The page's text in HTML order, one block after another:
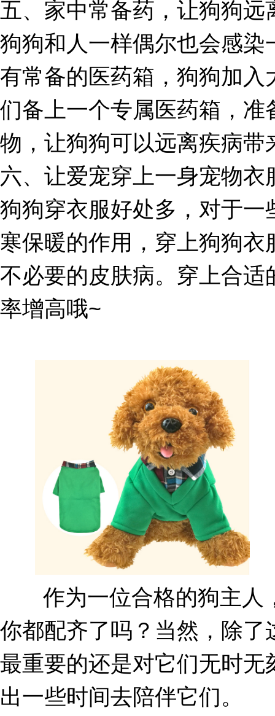
五、家中常备药，让狗狗远
狗狗和人一样偶尔也会感
有常备的医药箱，狗狗加
们备上一个专属医药箱，
物，让狗狗可以远离疾病带
六、让爱宠穿上一身宠物
狗狗穿衣服好处多，对于
寒保暖的作用，穿上狗狗
不必要的皮肤病。穿上合
率增高哦~
作为一位合格的狗主人
你都配齐了吗？当然，除
最重要的还是对它们无时
出一些时间去陪伴它们。